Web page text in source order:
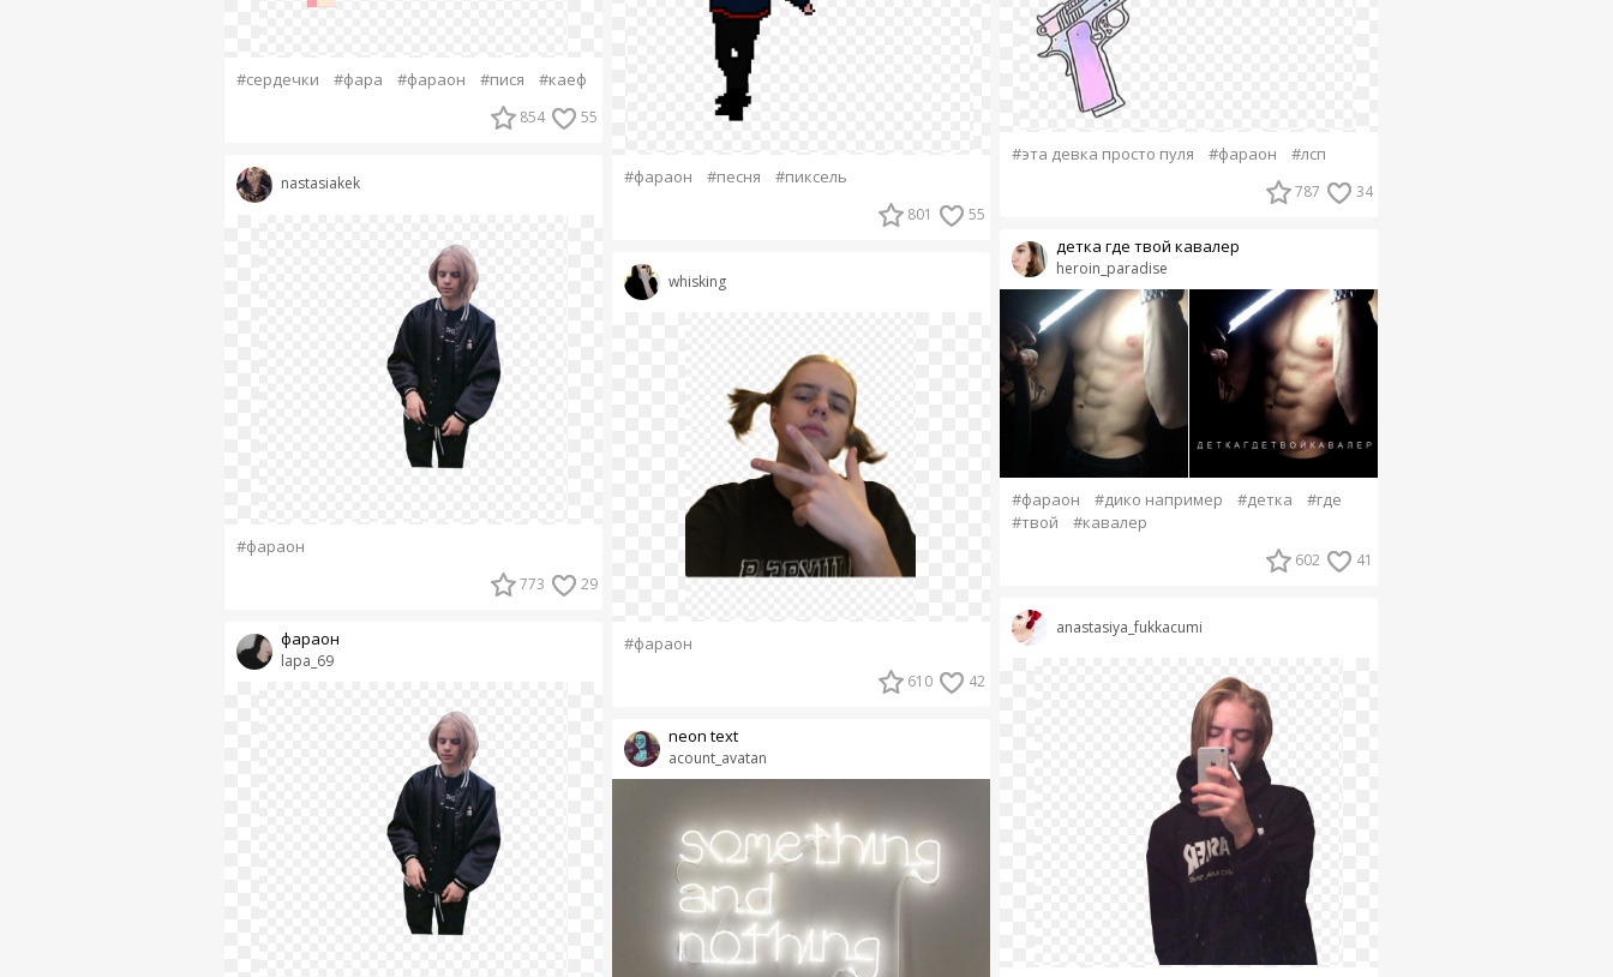
#сердечки #фара #фараон #пися #каеф
854 55
nastasiakek
#фараон
773 29
lapa_69
фараон
#фараон #песня #пиксель
801 55
whisking
#фараон
610 42
acount_avatan
neon text
#эта девка просто пуля #фараон #лсп
787 34
heroin_paradise
детка где твой кавалер
#фараон #дико например #детка
#где
#твой
#кавалер
602 41
anastasiya_fukkacumi